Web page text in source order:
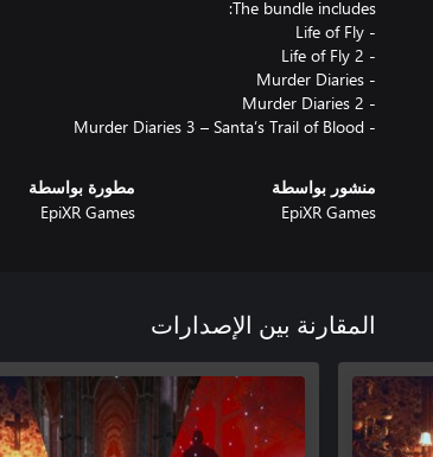
- Murder Diaries 3 – Santa’s Trail of Blood
منشور بواسطة
EpiXR Games
مطورة بواسطة
EpiXR Games
المقارنة بين الإصدارات